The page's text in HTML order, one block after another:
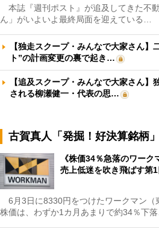
本誌『週刊ポスト』が追及してきた不
ん」がいよいよ最終局面を迎えている…
【独走スクープ・みんなで大家さん】
ト”の計画変更の裏で起き…
【追及スクープ・みんなで大家さん】
される柳瀬健一・代表の思…
古賀真人「発掘！好決算銘柄」
《株価34％急落のワー
売上低迷を吹き飛ばす第
6月3日に8330円をつけたワークマン（
株価は、わずか1カ月あまりで約34％下落